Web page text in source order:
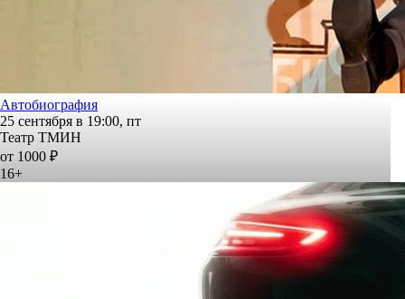
Автобиография
25 сентября в 19:00, пт
Театр ТМИН
от 1000 ₽
16+